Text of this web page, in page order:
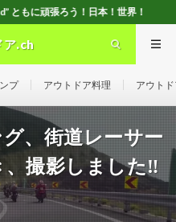
本！世界！
ア.ch
プ アウトドア料理 アウト
、街道レーサー
撮影しました‼️